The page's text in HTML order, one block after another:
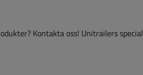
Kontakta oss! Unitrailers